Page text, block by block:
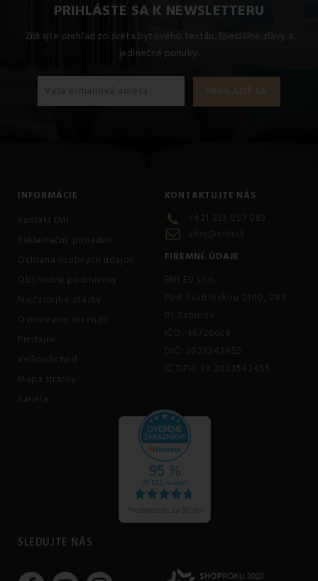
PRIHLÁSTE SA K NEWSLETTERU
Získajte prehľad zo sveta bytového textilu, špeciálne zľavy a
jedinečné ponuky.
INFORMÁCIE
Kontakt EMI
Reklamačný poriadok
Ochrana osobných údajov
Obchodné podmienky
Najčastejšie otázky
Overovanie recenzií
Predajne
Veľkoobchod
Mapa stránky
Kariéra
KONTAKTUJTE NÁS
+421 233 057 083
ahoj@emi.sk
FIREMNÉ ÚDAJE
EMI EU s.r.o.
Pod Švabľovkou 2100, 083
01 Sabinov
IČO: 46726608
DIČ: 2023542455
IČ DPH: SK 2023542455
SLEDUJTE NÁS